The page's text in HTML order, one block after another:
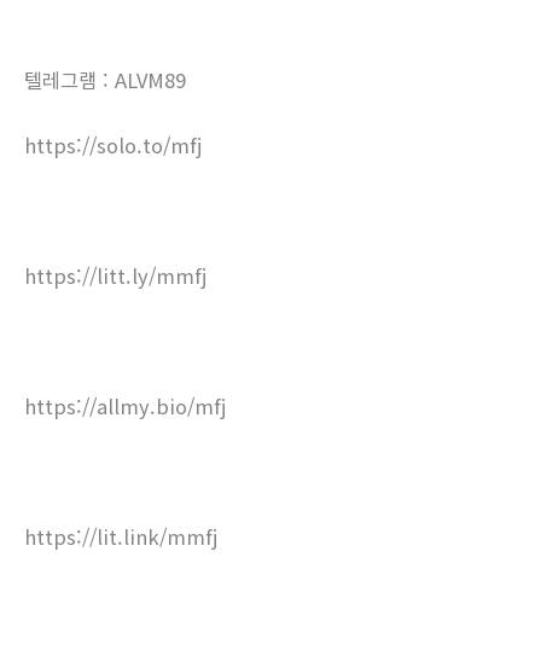
텔레그램 : ALVM89
https://solo.to/mfj
https://litt.ly/mmfj
https://allmy.bio/mfj
https://lit.link/mmfj